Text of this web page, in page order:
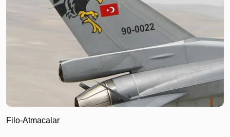
Filo-Atmacalar